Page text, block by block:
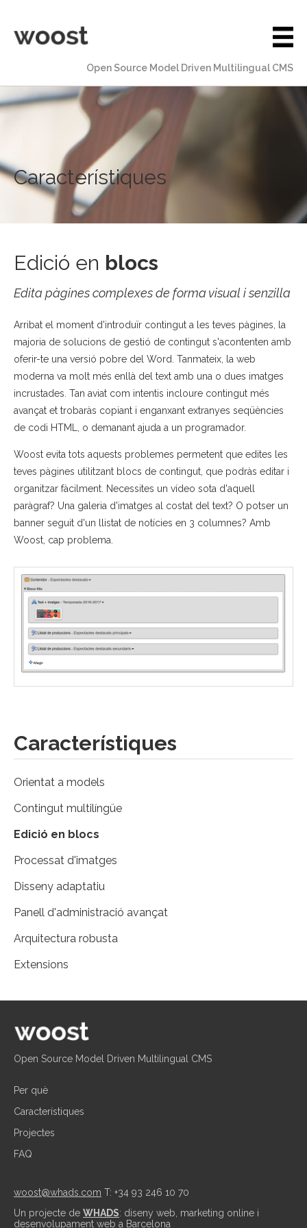
Open Source Model Driven Multilingual CMS
Característiques
Característiques
Orientat a models
Contingut multilíngüe
Edició en blocs
Processat d'imatges
Disseny adaptatiu
Panell d'administració avançat
Arquitectura robusta
Extensions
Edició en blocs
Edita pàgines complexes de forma visual i senzilla
Arribat el moment d'introduïr contingut a les teves pàgines, la
majoria de solucions de gestió de contingut s'acontenten amb
oferir-te una versió pobre del Word. Tanmateix, la web
moderna va molt més enllà del text amb una o dues imatges
incrustades. Tan aviat com intentis incloure contingut més
avançat et trobaràs copiant i enganxant extranyes seqüències
de codi HTML, o demanant ajuda a un programador.
Woost evita tots aquests problemes permetent que edites les
teves pàgines utilitzant blocs de contingut, que podràs editar i
organitzar fàcilment. Necessites un vídeo sota d'aquell
paràgraf? Una galeria d'imatges al costat del text? O potser un
banner seguit d'un llistat de notícies en 3 columnes? Amb
Woost, cap problema.
Per què
Característiques
Projectes
FAQ
Open Source Model Driven Multilingual CMS
woost@whads.com T: +34 93 246 10 70
Un projecte de WHADS: diseny web, marketing online i
desenvolupament web a Barcelona